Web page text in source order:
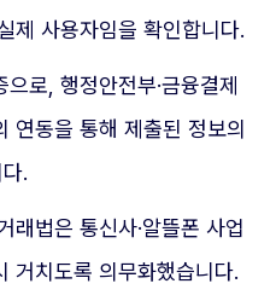
제 사용자임을 확인합니다.
로, 행정안전부·금융결제
연동을 통해 제출된 정보의
.
래법은 통신사·알뜰폰 사업
거치도록 의무화했습니다.